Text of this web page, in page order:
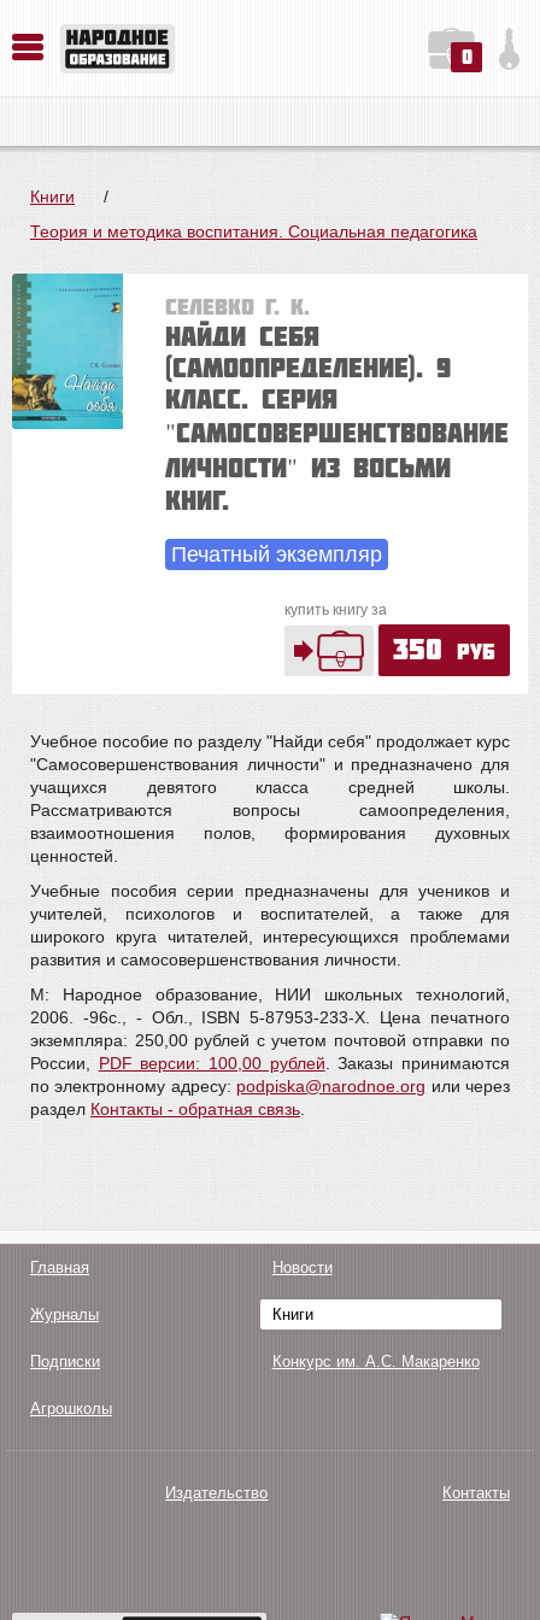
0
Книги
/
Теория и методика воспитания. Социальная педагогика
Селевко Г. К.
Найди себя
(самоопределение). 9
класс. Серия
"Самосовершенствование
личности" из восьми
книг.
Печатный экземпляр
купить книгу за
350 руб
Учебное пособие по разделу "Найди себя" продолжает курс
"Самосовершенствования личности" и предназначено для
учащихся девятого класса средней школы.
Рассматриваются вопросы самоопределения,
взаимоотношения полов, формирования духовных
ценностей.
Учебные пособия серии предназначены для учеников и
учителей, психологов и воспитателей, а также для
широкого круга читателей, интересующихся проблемами
развития и самосовершенствования личности.
М: Народное образование, НИИ школьных технологий,
2006. -96с., - Обл., ISBN 5-87953-233-Х. Цена печатного
экземпляра: 250,00 рублей с учетом почтовой отправки по
России, PDF версии: 100,00 рублей . Заказы принимаются
по электронному адресу: podpiska@narodnoe.org или через
раздел Контакты - обратная связь
Главная Новости
Журналы Книги
Подписки Конкурс им. А.С. Макаренко
Агрошколы
Издательство Контакты